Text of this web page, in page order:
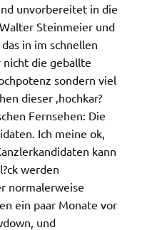
unvorbereitet in die
Steinmeier und
in im schnellen
nicht die geballte
sondern viel
dieser ‚hochkar?
Fernsehen: Die
Ich meine ok,
kann
werden
normalerweise
ein paar Monate vor
und